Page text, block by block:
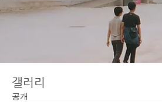
갤러리
공개